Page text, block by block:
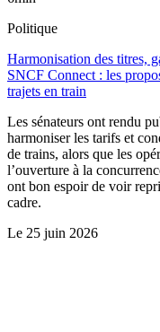
Politique
Harmonisation des titres,
SNCF Connect : les
trajets en train
Les sénateurs ont rendu
harmoniser les tarifs et
de trains, alors que les
l’ouverture à la
ont bon espoir de voir
cadre.
Le 25 juin 2026